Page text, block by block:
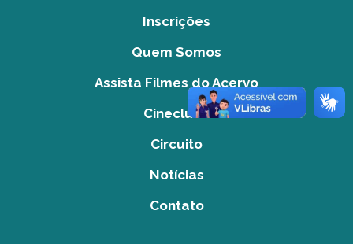
Inscrições
Quem Somos
Assista Filmes do Acervo
Cineclube
Circuito
Notícias
Contato